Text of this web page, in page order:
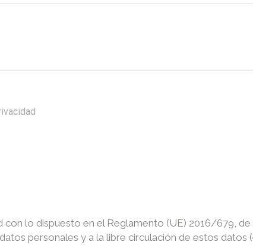
con lo dispuesto en el Reglamento (UE) 2016/679,
personales y a la libre circulación de estos datos